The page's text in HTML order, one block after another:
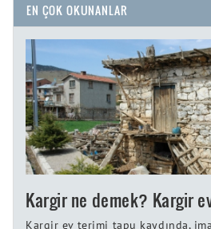
EN ÇOK OKUNANLAR
Kargir ne demek? Kargir
Kargir ev terimi tapu kaydında,